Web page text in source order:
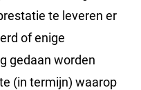
te leveren er
of enige
gedaan worden
(in termijn) waarop